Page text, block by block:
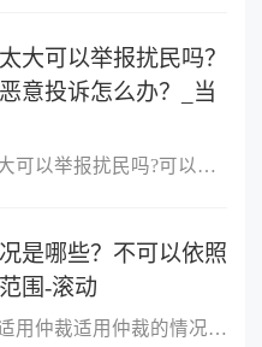
大可以举报扰民吗？
意投诉怎么办？_当
白天电钻声音太大可以举报扰民吗?可以举报扰民,可以向民警反映或者
是哪些？不可以依照
围-滚动
一、哪些情况下适用仲裁适用仲裁的情况是，平等主体的公民、法人和